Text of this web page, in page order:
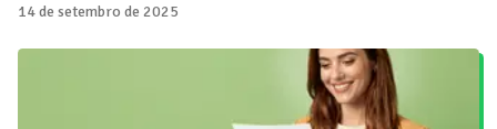
14 de setembro de 2025